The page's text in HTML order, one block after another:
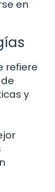
en
refiere
y